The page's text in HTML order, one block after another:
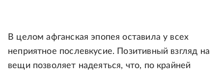
В целом афганская эпопея оставила у всех
неприятное послевкусие. Позитивный взгляд на
вещи позволяет надеяться, что, по крайней